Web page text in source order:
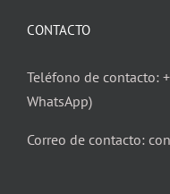
CONTACTO
Teléfono de contacto:
WhatsApp)
Correo de contacto: